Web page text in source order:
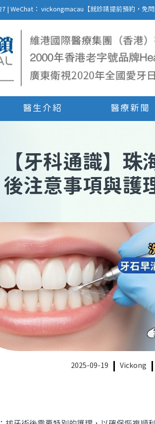
| WeChat： vickongmacau【就診請提前預約，免
醫生介紹 醫療新聞
【牙科通識】 珠
後注意事項與護
2025-09-19 Vickong